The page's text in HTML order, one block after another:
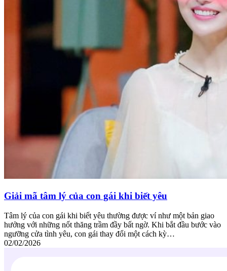
Giải mã tâm lý của con gái khi biết yêu
Tâm lý của con gái khi biết yêu thường được ví như một bản giao
hưởng với những nốt thăng trầm đầy bất ngờ. Khi bắt đầu bước vào
ngưỡng cửa tình yêu, con gái thay đổi một cách kỳ…
02/02/2026